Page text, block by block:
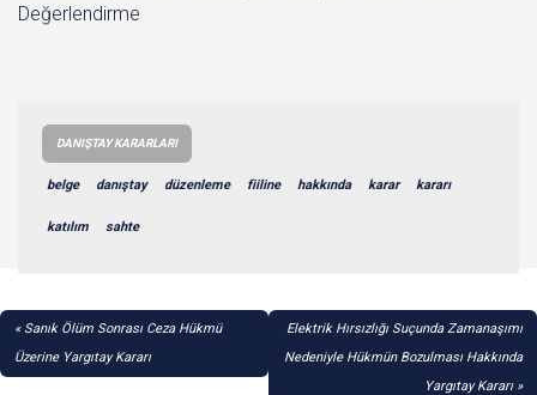
Değerlendirme
DANIŞTAY KARARLARI
belge danıştay düzenleme fiiline hakkında karar kararı
katılım sahte
YAZI
GEZINMESI
Sanık Ölüm Sonrası Ceza Hükmü
Üzerine Yargıtay Kararı
Elektrik Hırsızlığı Suçunda Zamanaşımı
Nedeniyle Hükmün Bozulması Hakkında
Yargıtay Kararı